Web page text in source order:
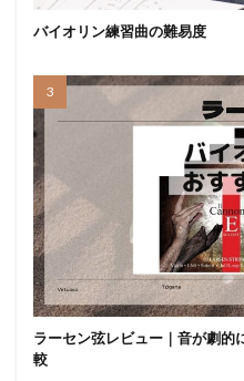
バイオリン練習曲の難易度
ラーセン弦レビュー｜音が劇的
較